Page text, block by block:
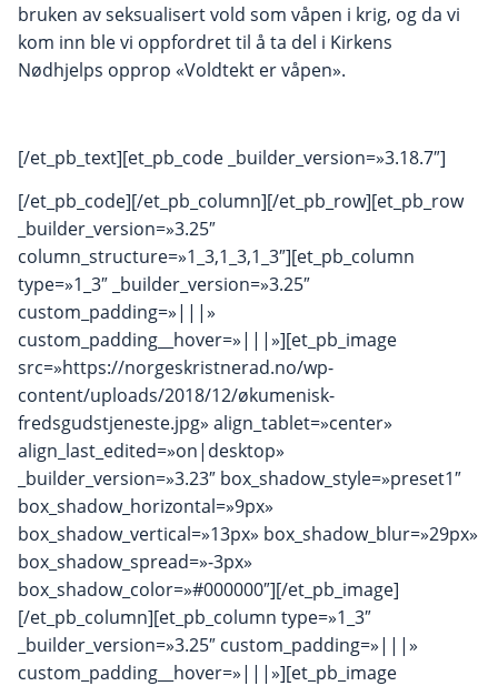
bruken av seksualisert vold som våpen i krig, og da vi
kom inn ble vi oppfordret til å ta del i Kirkens
Nødhjelps opprop «Voldtekt er våpen».
[/et_pb_text][et_pb_code _builder_version=»3.18.7″]
[/et_pb_code][/et_pb_column][/et_pb_row][et_pb_row
_builder_version=»3.25″
column_structure=»1_3,1_3,1_3″][et_pb_column
type=»1_3″ _builder_version=»3.25″
custom_padding=»|||»
custom_padding__hover=»|||»][et_pb_image
src=»https://norgeskristnerad.no/wp-
content/uploads/2018/12/økumenisk-
fredsgudstjeneste.jpg» align_tablet=»center»
align_last_edited=»on|desktop»
_builder_version=»3.23″ box_shadow_style=»preset1″
box_shadow_horizontal=»9px»
box_shadow_vertical=»13px» box_shadow_blur=»29px»
box_shadow_spread=»-3px»
box_shadow_color=»#000000″][/et_pb_image]
[/et_pb_column][et_pb_column type=»1_3″
_builder_version=»3.25″ custom_padding=»|||»
custom_padding__hover=»|||»][et_pb_image